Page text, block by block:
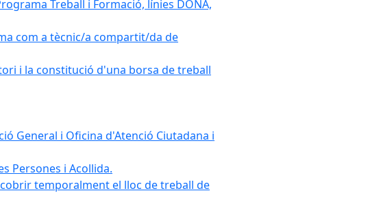
Treball i Formació, línies DONA,
com a tècnic/a compartit/da de
i la constitució d'una borsa de treball
General i Oficina d'Atenció Ciutadana i
Persones i Acollida.
temporalment el lloc de treball de